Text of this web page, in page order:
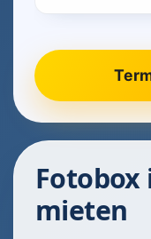
mieten